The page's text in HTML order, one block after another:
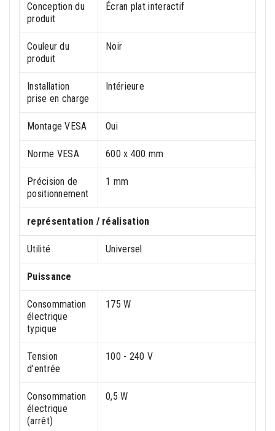
Conception du
produit
Écran plat interactif
Couleur du
produit
Noir
Installation
prise en charge
Intérieure
Montage VESA Oui
Norme VESA 600 x 400 mm
Précision de
positionnement
1 mm
représentation / réalisation
Utilité Universel
Puissance
Consommation
électrique
typique
175 W
Tension
d'entrée
100 - 240 V
Consommation
électrique
(arrêt)
0,5 W